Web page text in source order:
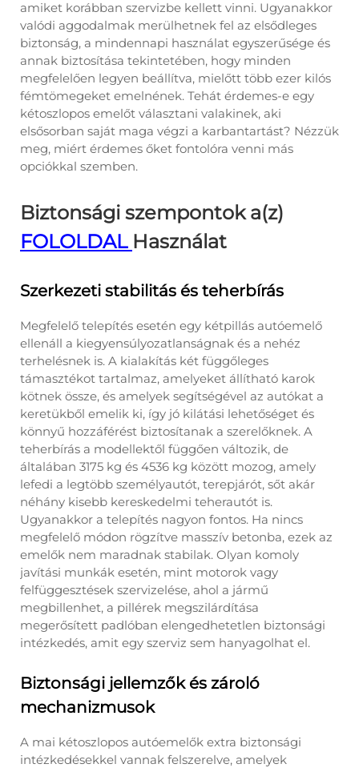
amiket korábban szervizbe kellett vinni. Ugyanakkor
valódi aggodalmak merülhetnek fel az elsődleges
biztonság, a mindennapi használat egyszerűsége és
annak biztosítása tekintetében, hogy minden
megfelelően legyen beállítva, mielőtt több ezer kilós
fémtömegeket emelnének. Tehát érdemes-e egy
kétoszlopos emelőt választani valakinek, aki
elsősorban saját maga végzi a karbantartást? Nézzük
meg, miért érdemes őket fontolóra venni más
opciókkal szemben.
Biztonsági szempontok a(z)
FOLOLDAL Használat
Szerkezeti stabilitás és teherbírás
Megfelelő telepítés esetén egy kétpillás autóemelő
ellenáll a kiegyensúlyozatlanságnak és a nehéz
terhelésnek is. A kialakítás két függőleges
támasztékot tartalmaz, amelyeket állítható karok
kötnek össze, és amelyek segítségével az autókat a
keretükből emelik ki, így jó kilátási lehetőséget és
könnyű hozzáférést biztosítanak a szerelőknek. A
teherbírás a modellektől függően változik, de
általában 3175 kg és 4536 kg között mozog, amely
lefedi a legtöbb személyautót, terepjárót, sőt akár
néhány kisebb kereskedelmi teherautót is.
Ugyanakkor a telepítés nagyon fontos. Ha nincs
megfelelő módon rögzítve masszív betonba, ezek az
emelők nem maradnak stabilak. Olyan komoly
javítási munkák esetén, mint motorok vagy
felfüggesztések szervizelése, ahol a jármű
megbillenhet, a pillérek megszilárdítása
megerősített padlóban elengedhetetlen biztonsági
intézkedés, amit egy szerviz sem hanyagolhat el.
Biztonsági jellemzők és zároló
mechanizmusok
A mai kétoszlopos autóemelők extra biztonsági
intézkedésekkel vannak felszerelve, amelyek